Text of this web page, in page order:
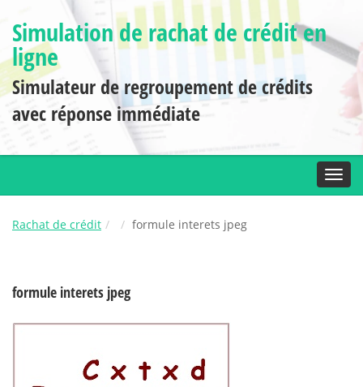
Simulation de rachat de crédit en
ligne
Simulateur de regroupement de crédits
avec réponse immédiate
Rachat de crédit formule interets jpeg
formule interets jpeg